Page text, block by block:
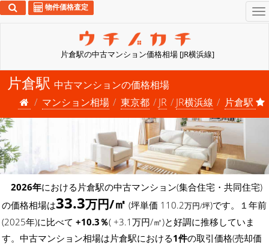
片倉駅の中古マンション価格相場 [JR横浜線]
物件価格査定
片倉駅 中古マンションの価格相場
マンション相場
東京都 JR JR横浜線 片倉駅
2026年における片倉駅の中古マンション(集合住宅・共同住宅)
の価格相場は33.3万円/㎡ (坪単価 110.2万円/坪)です。１年前
(2025年)に比べて +10.3％( +3.1万円/㎡)と好調に推移していま
す。中古マンション相場は片倉駅における1件の取引価格(売却価